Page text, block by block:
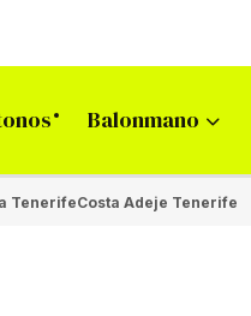
Balonmano
TenerifeCosta Adeje Tenerife